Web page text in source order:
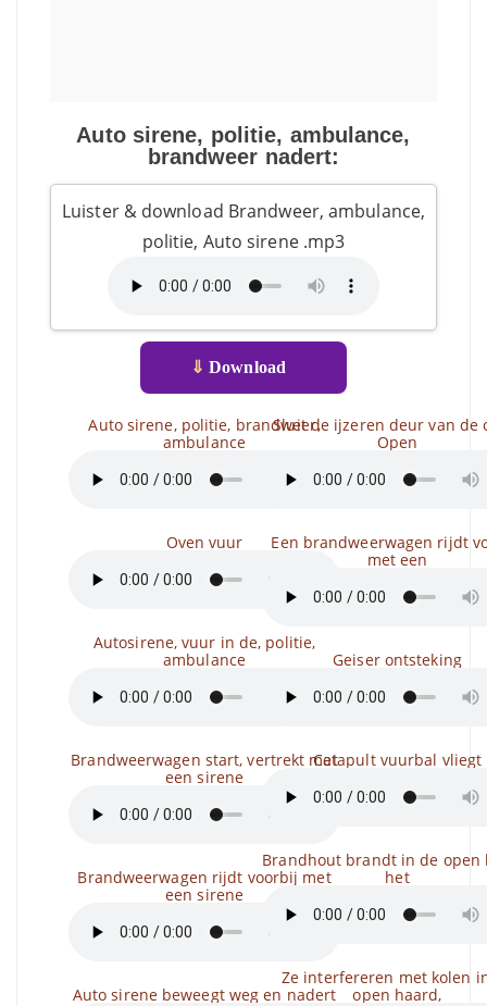
Auto sirene, politie, ambulance,
brandweer nadert:
Luister & download Brandweer, ambulance,
politie, Auto sirene .mp3
⇓ Download
Auto sirene, politie, brandweer,
ambulance
Oven vuur
Autosirene, vuur in de, politie,
ambulance
Brandweerwagen start, vertrekt met
een sirene
Brandweerwagen rijdt voorbij met
een sirene
Auto sirene beweegt weg en nadert
Sluit de ijzeren deur van de
Open
Een brandweerwagen rijdt
met een
Geiser ontsteking
Catapult vuurbal vliegt
Brandhout brandt in de open
het
Ze interfereren met kolen
open haard,